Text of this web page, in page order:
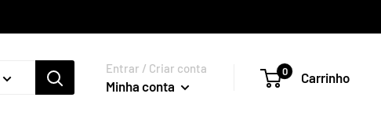
Entrar / Criar conta
Minha conta
0 Carrinho